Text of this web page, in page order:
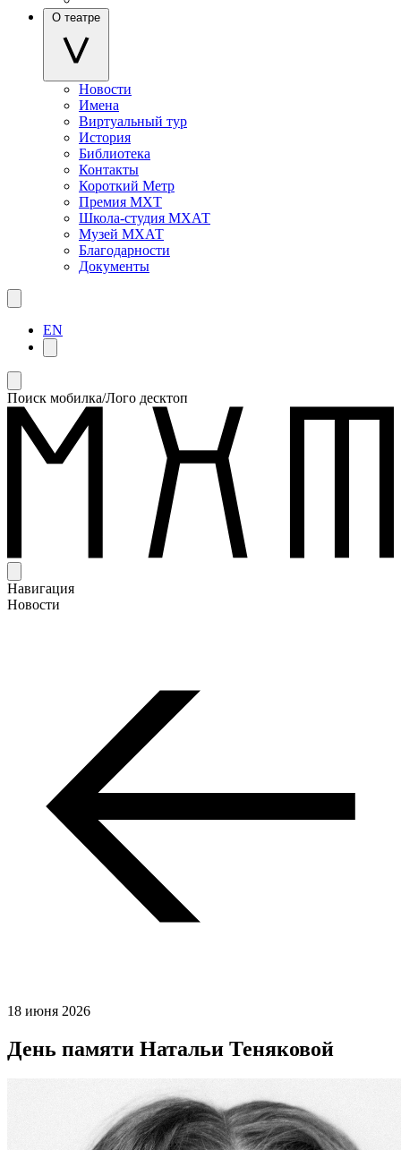
О театре
Новости
Имена
Виртуальный тур
История
Библиотека
Контакты
Короткий Метр
Премия МХТ
Школа-студия МХАТ
Музей МХАТ
Благодарности
Документы
EN
Поиск мобилка/Лого десктоп
Навигация
Новости
18 июня 2026
День памяти Натальи Теняковой